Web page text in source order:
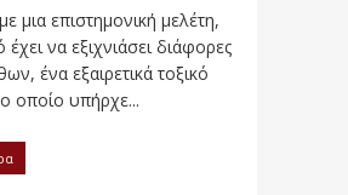
μια επιστημονική μελέτη,
να εξιχνιάσει διάφορες
ένα εξαιρετικά τοξικό
οποίο υπήρχε...